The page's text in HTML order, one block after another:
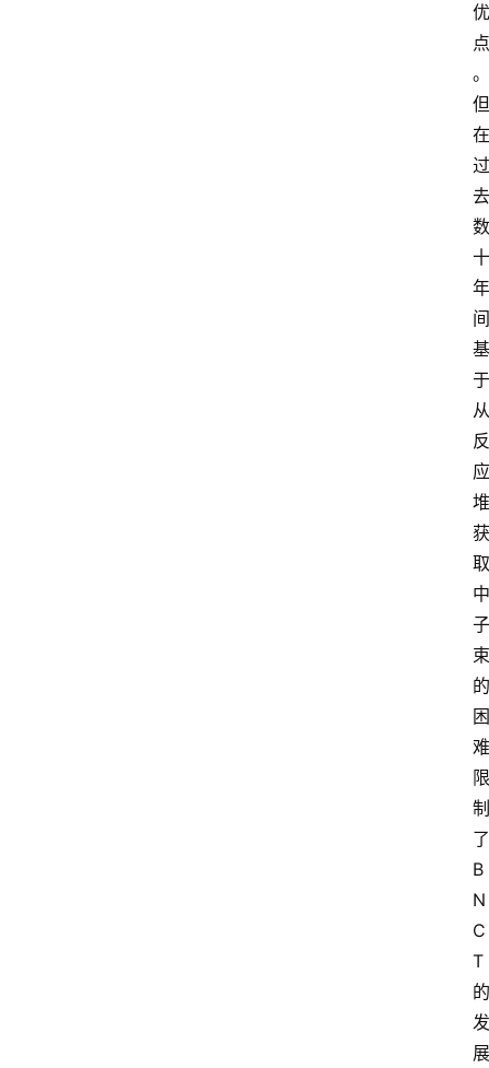
优
点
。
但
在
过
去
数
十
年
间
基
于
从
反
应
堆
获
取
中
子
束
的
困
难
限
制
了
B
N
C
T
的
发
展